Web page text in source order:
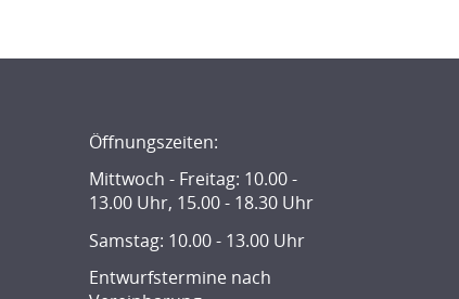
Öffnungszeiten:
Mittwoch - Freitag: 10.00 -
13.00 Uhr, 15.00 - 18.30 Uhr
Samstag: 10.00 - 13.00 Uhr
Entwurfstermine nach